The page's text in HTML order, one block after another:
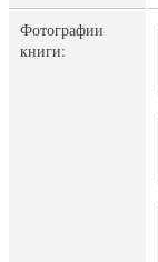
Фотографии
книги: